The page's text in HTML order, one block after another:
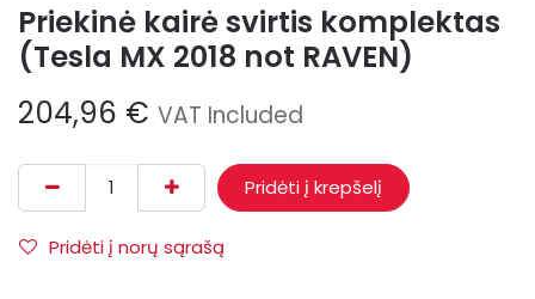
Priekinė kairė svirtis komplektas
(Tesla MX 2018 not RAVEN)
204,96 € VAT Included
Pridėti į krepšelį
Pridėti į norų sąrašą